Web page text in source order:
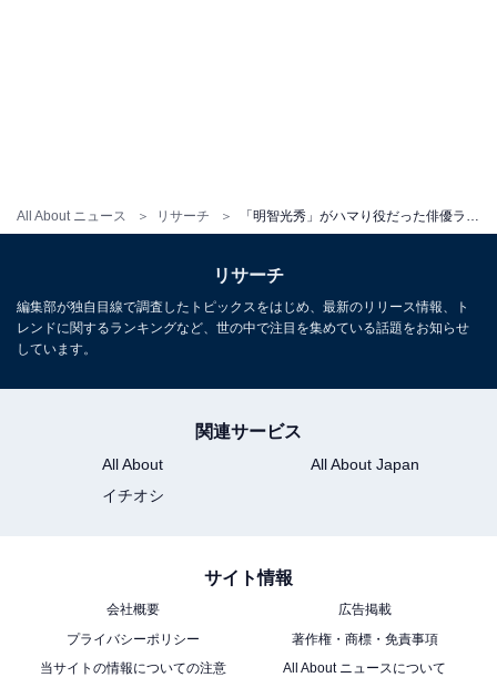
All About ニュース リサーチ 「明智光秀」がハマり役だった俳優ランキング！ ダントツ1位は「長谷川博己」、では2位は？
リサーチ
編集部が独自目線で調査したトピックスをはじめ、最新のリリース情報、ト
レンドに関するランキングなど、世の中で注目を集めている話題をお知らせ
しています。
関連サービス
All About
All About Japan
イチオシ
サイト情報
会社概要
広告掲載
プライバシーポリシー
著作権・商標・免責事項
当サイトの情報についての注意
All About ニュースについて